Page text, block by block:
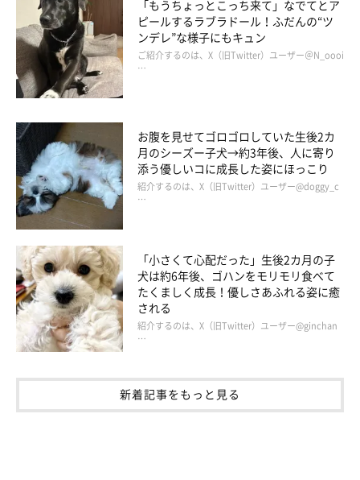
@mini_MOZU
もずくんは、飼い主さんがお風呂場のドアを開けた音を聞きつけ
て、様子を見にやってきたようです。
犬のこの行動からはどのようなことが読み取れるのでしょうか。
いぬのきもち獣医師相談室の原 駿太朗先生に聞きました。
「もずくんのように、飼い主さんがお風呂に入っているときに、
出てくるのをそばで待っている犬もいますよね。このような犬の
行動からは、次のような心理が読み取れるでしょう。
・飼い主さんに遊んでほしい
・とにかく飼い主さんのそばにいたい
・ごはん前だとすると『早くごはんが欲しいよ』という気持ち
「もうちょっとこっち来て」なでてとア
ピールするラブラドール！ふだんの“ツ
ンデレ”な様子にもキュン
ご紹介するのは、X（旧Twitter）ユーザー＠N_oooi
…
お腹を見せてゴロゴロしていた生後2カ
月のシーズー子犬→約3年後、人に寄り
添う優しいコに成長した姿にほっこり
紹介するのは、X（旧Twitter）ユーザー@doggy_c
…
「小さくて心配だった」生後2カ月の子
犬は約6年後、ゴハンをモリモリ食べて
たくましく成長！優しさあふれる姿に癒
される
紹介するのは、X（旧Twitter）ユーザー@ginchan
…
新着記事をもっと見る